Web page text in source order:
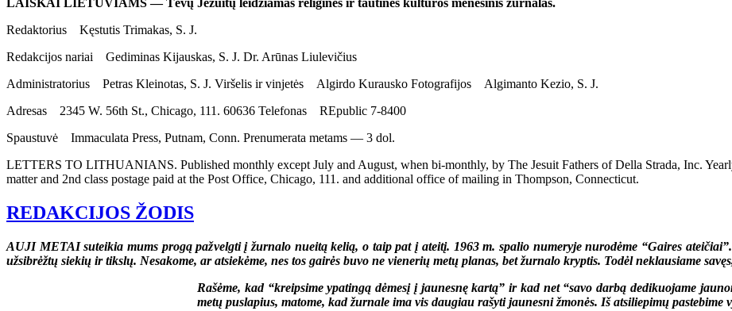
Redaktorius Kęstutis Trimakas, S. J.
Redakcijos nariai Gediminas Kijauskas, S. J. Dr. Arūnas Liulevičius
Administratorius Petras Kleinotas, S. J. Viršelis ir vinjetės Algirdo Kurausko Fotografijos Algimanto Kezio, S. J.
Adresas 2345 W. 56th St., Chicago, 111. 60636 Telefonas REpublic 7-8400
Spaustuvė Immaculata Press, Putnam, Conn. Prenumerata metams — 3 dol.
LETTERS TO LITHUANIANS. Published monthly except July and August, when bi-monthly, by The Jesuit Fathers of Della Strada, Inc.
matter and 2nd class postage paid at the Post Office, Chicago, 111. and additional office of mailing in Thompson, Connecticut.
REDAKCIJOS ŽODIS
AUJI METAI suteikia mums progą pažvelgti į žurnalo nueitą kelią, o taip pat į ateitį. 1963 m. spalio numeryje nurodėme “Gaires
užsibrėžtų siekių ir tikslų. Nesakome, ar atsiekėme, nes tos gairės buvo ne vienerių metų planas, bet žurnalo kryptis. Todėl neklausiame
Rašėme, kad “kreipsime ypatingą dėmesį į jaunesnę kartą” ir kad net “savo darbą dedikuojame
metų puslapius, matome, kad žurnale ima vis daugiau rašyti jaunesni žmonės. Iš atsiliepimų